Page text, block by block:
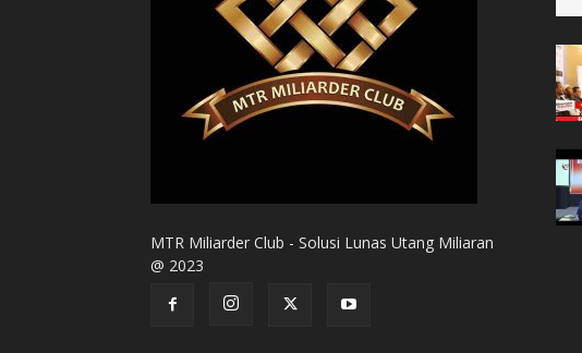
MTR Miliarder Club - Solusi Lunas Utang Miliaran
@ 2023